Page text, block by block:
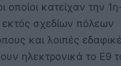
οποίοι κατείχαν την
εκτός σχεδίων πόλεων
και λοιπές
ηλεκτρονικά το Ε9